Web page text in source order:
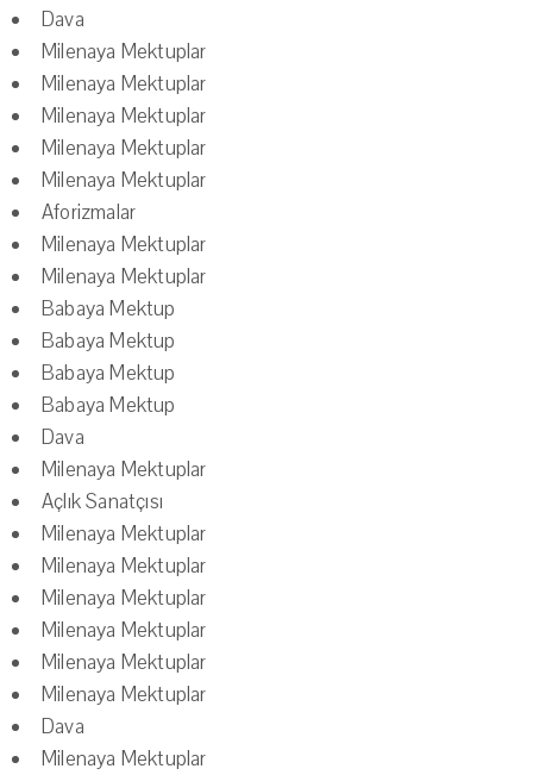
Dava
Milenaya Mektuplar
Milenaya Mektuplar
Milenaya Mektuplar
Milenaya Mektuplar
Milenaya Mektuplar
Aforizmalar
Milenaya Mektuplar
Milenaya Mektuplar
Babaya Mektup
Babaya Mektup
Babaya Mektup
Babaya Mektup
Dava
Milenaya Mektuplar
Açlık Sanatçısı
Milenaya Mektuplar
Milenaya Mektuplar
Milenaya Mektuplar
Milenaya Mektuplar
Milenaya Mektuplar
Milenaya Mektuplar
Dava
Milenaya Mektuplar